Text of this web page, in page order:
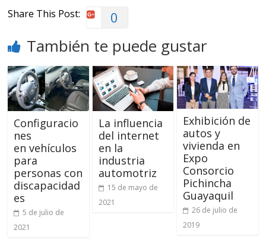
Share This Post: 0
También te puede gustar
Configuracio
nes
en vehículos
para
personas con
discapacidad
es
5 de julio de
2021
La influencia
del internet
en la
industria
automotriz
15 de mayo de
2021
Exhibición de
autos y
vivienda en
Expo
Consorcio
Pichincha
Guayaquil
26 de julio de
2019